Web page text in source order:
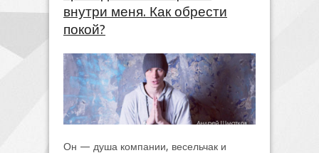
внутри меня. Как обрести
покой?
Он — душа компании, весельчак и